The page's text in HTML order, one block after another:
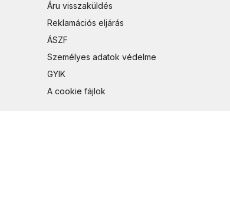
Áru visszaküldés
Reklamációs eljárás
ÁSZF
Személyes adatok védelme
GYIK
A cookie fájlok